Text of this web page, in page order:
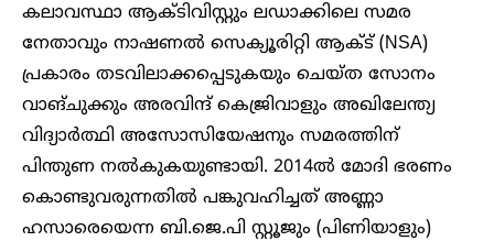
കലാവസ്ഥാ ആക്ടിവിസ്റ്റും ലഡാക്കിലെ സമര
നേതാവും നാഷണൽ സെക്യൂരിറ്റി ആക്ട് (NSA)
പ്രകാരം തടവിലാക്കപ്പെടുകയും ചെയ്ത സോനം
വാങ്‌ചുക്കും അരവിന്ദ് കെജ്രിവാളും അഖിലേന്ത്യ
വിദ്യാ‍ർത്ഥി അസോസിയേഷനും സമരത്തിന്
പിന്തുണ നൽകുകയുണ്ടായി. 2014ൽ മോദി ഭരണം
കൊണ്ടുവരുന്നതിൽ പങ്കുവഹിച്ചത് അണ്ണാ
ഹസാരെയെന്ന ബി.ജെ.പി സ്റ്റൂജും (പിണിയാളും)